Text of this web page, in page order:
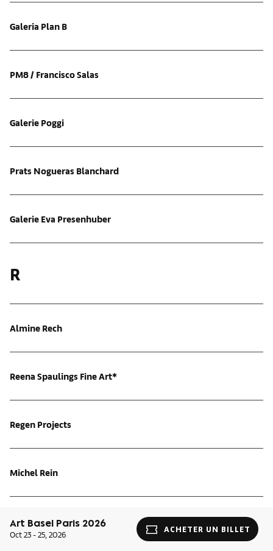
Galeria Plan B
PM8 / Francisco Salas
Galerie Poggi
Prats Nogueras Blanchard
Galerie Eva Presenhuber
R
Almine Rech
Reena Spaulings Fine Art*
Regen Projects
Michel Rein
Isabella Ritter*
Art Basel Paris 2026
Oct 23 - 25, 2026 ACHETER UN BILLET